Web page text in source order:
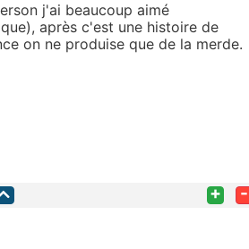
j'ai beaucoup aimé
après c'est une histoire de
on ne produise que de la merde.
+ -